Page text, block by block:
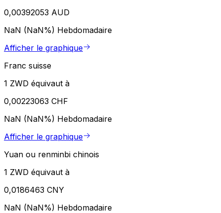
0,00392053 AUD
NaN (NaN%) Hebdomadaire
Afficher le graphique
Franc suisse
1 ZWD équivaut à
0,00223063 CHF
NaN (NaN%) Hebdomadaire
Afficher le graphique
Yuan ou renminbi chinois
1 ZWD équivaut à
0,0186463 CNY
NaN (NaN%) Hebdomadaire